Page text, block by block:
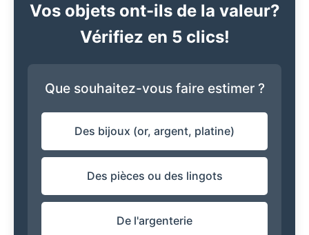
Vos objets ont-ils de la valeur?
Vérifiez en 5 clics!
Que souhaitez-vous faire estimer ?
Des bijoux (or, argent, platine)
Des pièces ou des lingots
De l'argenterie